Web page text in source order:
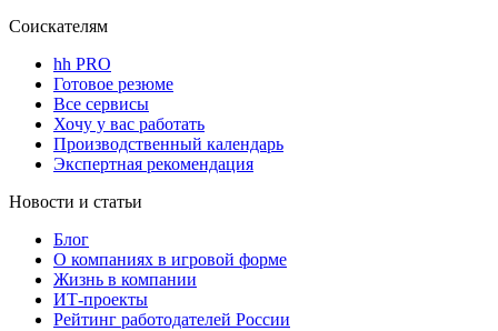
Соискателям
hh PRO
Готовое резюме
Все сервисы
Хочу у вас работать
Производственный календарь
Экспертная рекомендация
Новости и статьи
Блог
О компаниях в игровой форме
Жизнь в компании
ИТ-проекты
Рейтинг работодателей России